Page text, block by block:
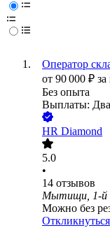
Оператор
от 90 000 ₽ за
Без опыта
Выплаты: Два
HR Diamond
5.0
•
14 отзывов
Мытищи, 1-й
Можно без
Откликнуться